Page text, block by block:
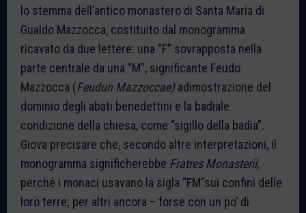
lo stemma dell’antico monastero di Santa Maria di
Gualdo Mazzocca, costituito dal monogramma
ricavato da due lettere: una “F” sovrapposta nella
parte centrale da una “M”, significante Feudo
Mazzocca (Feudun Mazzoccae) adimostrazione del
dominio degli abati benedettini e la badiale
condizione della chiesa, come “sigillo della badia”.
Giova precisare che, secondo altre interpretazioni, il
monogramma significherebbe Fratres Monasterii,
perché i monaci usavano la sigla “FM”sui confini delle
loro terre; per altri ancora – forse con un po’ di